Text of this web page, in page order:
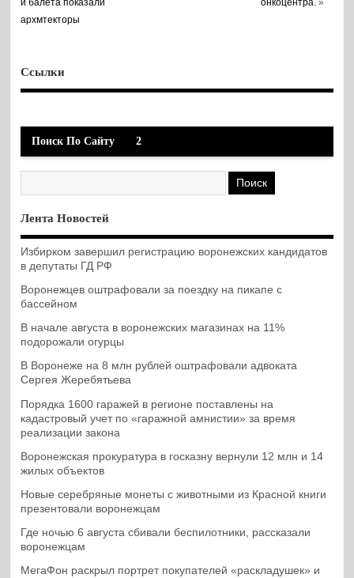
архмтекторы
Ссылки
Поиск По Сайту 2
Лента Новостей
Избирком завершил регистрацию воронежских кандидатов
в депутаты ГД РФ
Воронежцев оштрафовали за поездку на пикапе с
бассейном
В начале августа в воронежских магазинах на 11%
подорожали огурцы
В Воронеже на 8 млн рублей оштрафовали адвоката
Сергея Жеребятьева
Порядка 1600 гаражей в регионе поставлены на
кадастровый учет по «гаражной амнистии» за время
реализации закона
Воронежская прокуратура в госказну вернули 12 млн и 14
жилых объектов
Новые серебряные монеты с животными из Красной книги
презентовали воронежцам
Где ночью 6 августа сбивали беспилотники, рассказали
воронежцам
МегаФон раскрыл портрет покупателей «раскладушек» и